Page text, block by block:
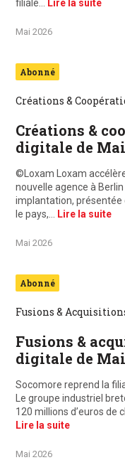
filiale… Lire la suite
Mai 2026
Abonné
Créations &
Créations &
digitale de
©Loxam Loxam
nouvelle agence à
implantation, présentée
le pays,…
Lire la suite
Mai 2026
Abonné
Fusions &
Fusions &
digitale de
Socomore reprend la
Le groupe industriel
120 millions d’euros de
Lire la suite
Mai 2026